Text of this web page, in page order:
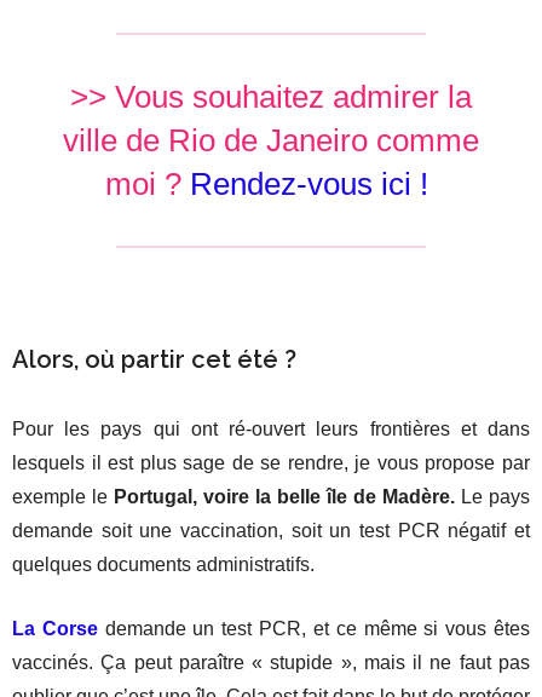
>> Vous souhaitez admirer la
ville de Rio de Janeiro comme
moi ? Rendez-vous ici !
Alors, où partir cet été ?
Pour les pays qui ont ré-ouvert leurs frontières et dans
lesquels il est plus sage de se rendre, je vous propose par
exemple le Portugal, voire la belle île de Madère. Le pays
demande soit une vaccination, soit un test PCR négatif et
quelques documents administratifs.
La Corsedemande un test PCR, et ce même si vous êtes
vaccinés. Ça peut paraître « stupide », mais il ne faut pas